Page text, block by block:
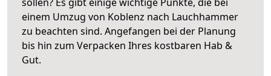
einem Umzug von Koblenz nach Lauchhammer
zu beachten sind. Angefangen bei der Planung
bis hin zum Verpacken Ihres kostbaren Hab &
Gut.